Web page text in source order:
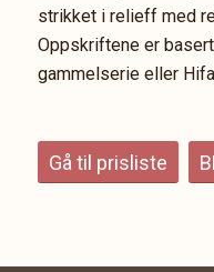
strikket i relieff med
Oppskriftene er
gammelserie eller
Gå til prisliste